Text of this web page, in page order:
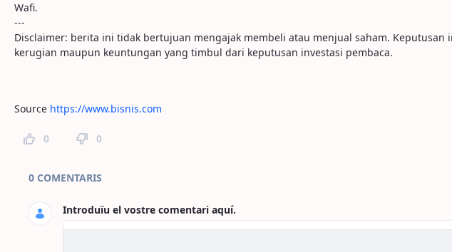
Wafi.
---
Disclaimer: berita ini tidak bertujuan mengajak membeli atau menjual saham.
kerugian maupun keuntungan yang timbul dari keputusan investasi pembaca.
Source https://www.bisnis.com
0 0
Comentaris de la pàgina
0 COMENTARIS
Introduïu el vostre comentari aquí.